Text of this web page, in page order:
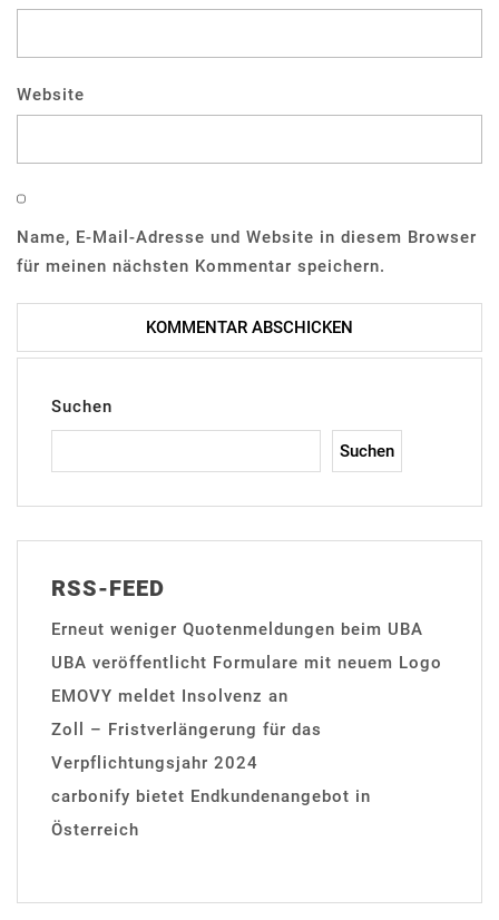
Website
Name, E-Mail-Adresse und Website in diesem Browser
für meinen nächsten Kommentar speichern.
Suchen
Suchen
RSS-FEED
Erneut weniger Quotenmeldungen beim UBA
UBA veröffentlicht Formulare mit neuem Logo
EMOVY meldet Insolvenz an
Zoll – Fristverlängerung für das
Verpflichtungsjahr 2024
carbonify bietet Endkundenangebot in
Österreich